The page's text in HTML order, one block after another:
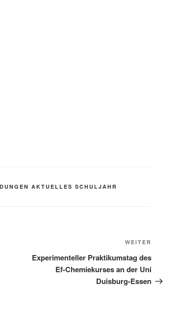
AKTUELLES SCHULJAHR
Beitrag
WEITER
Experimenteller Praktikumstag des
Ef-Chemiekurses an der Uni
Duisburg-Essen